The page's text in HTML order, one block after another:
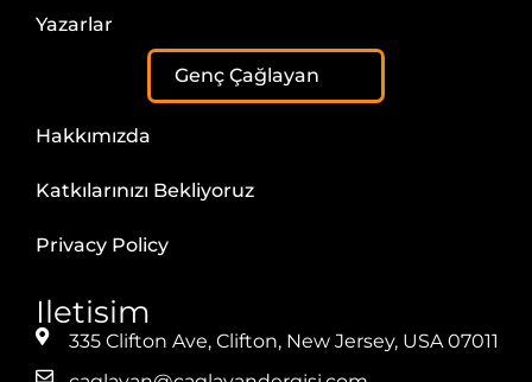
Yazarlar
Genç Çağlayan
Hakkımızda
Katkılarınızı Bekliyoruz
Privacy Policy
Iletisim
335 Clifton Ave, Clifton, New Jersey, USA 07011